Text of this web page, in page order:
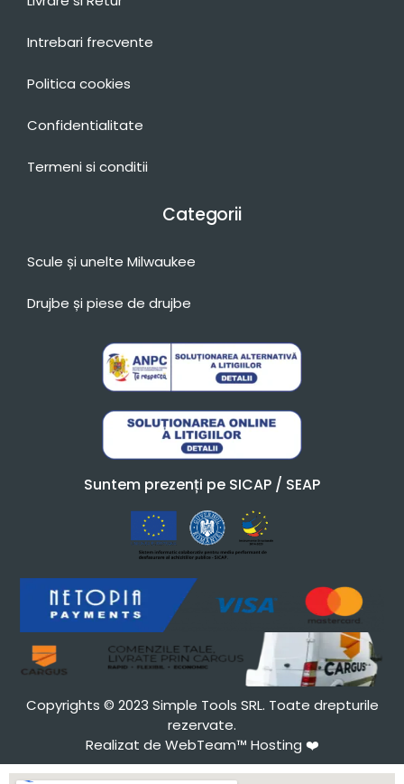
Intrebari frecvente
Politica cookies
Confidentialitate
Termeni si conditii
Categorii
Scule și unelte Milwaukee
Drujbe și piese de drujbe
Suntem prezenți pe SICAP / SEAP
Copyrights © 2023 Simple Tools SRL. Toate drepturile
rezervate.
Realizat de WebTeam™ Hosting ❤️